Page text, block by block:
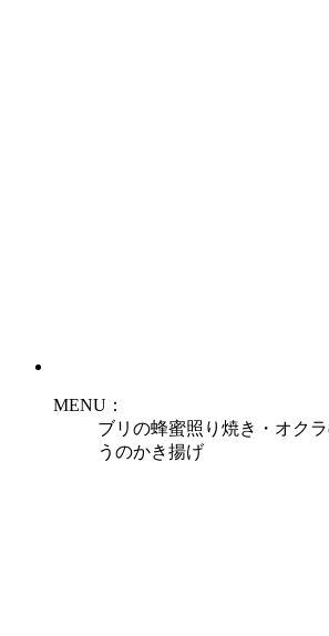
MENU：
ブリの蜂蜜照り焼き・オク
うのかき揚げ